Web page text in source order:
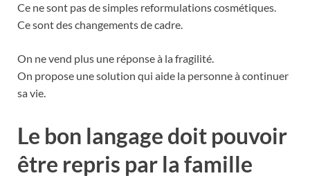
Ce ne sont pas de simples reformulations cosmétiques.
Ce sont des changements de cadre.
On ne vend plus une réponse à la fragilité.
On propose une solution qui aide la personne à continuer
sa vie.
Le bon langage doit pouvoir
être repris par la famille